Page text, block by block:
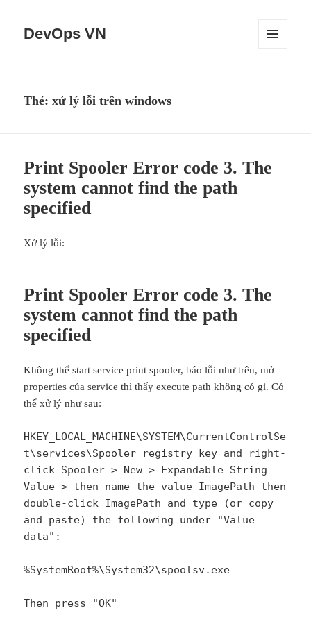
DevOps VN
Thẻ:xử lý lỗi trên windows
Print Spooler Error code 3. The
system cannot find the path
specified
Xử lý lỗi:
Print Spooler Error code 3. The
system cannot find the path
specified
Không thể start service print spooler, báo lỗi như trên, mở
properties của service thì thấy execute path không có gì. Có
thể xử lý như sau:
HKEY_LOCAL_MACHINE\SYSTEM\CurrentControlSe
t\services\Spooler registry key and right-
click Spooler > New > Expandable String
Value > then name the value ImagePath then
double-click ImagePath and type (or copy
and paste) the following under "Value
data":
%SystemRoot%\System32\spoolsv.exe
Then press "OK"